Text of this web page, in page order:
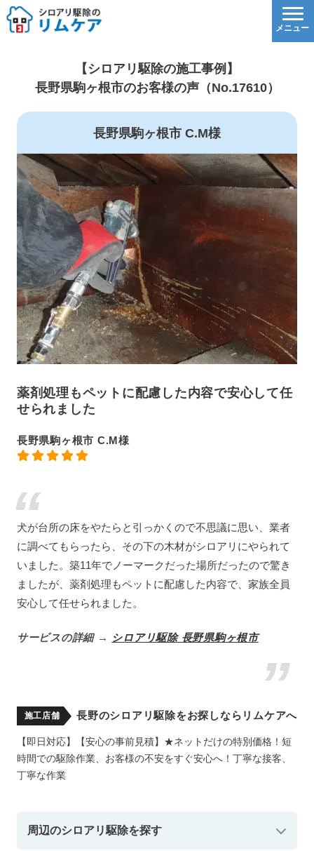
【シロアリ駆除の施工事例】
長野県駒ヶ根市のお客様の声（No.17610）
長野県駒ヶ根市 C.M様
薬剤処理もペットに配慮した内容で安心して任
せられました
長野県駒ヶ根市 C.M様
犬が台所の床をやたらと引っかくので不思議に思い、業者
に調べてもらったら、その下の木材がシロアリにやられて
いました。築11年でノーマークだった場所だったので驚き
ましたが、薬剤処理もペットに配慮した内容で、家族全員
安心して任せられました。
サービスの詳細 → シロアリ駆除 長野県駒ヶ根市
施工店舗 長野のシロアリ駆除をお探しならリムケアへ
【即日対応】【安心の事前見積】★ネットだけの特別価格！短
時間での駆除作業、お客様の不安をすぐ安心へ！丁寧な接客、
丁寧な作業
周辺のシロアリ駆除を探す